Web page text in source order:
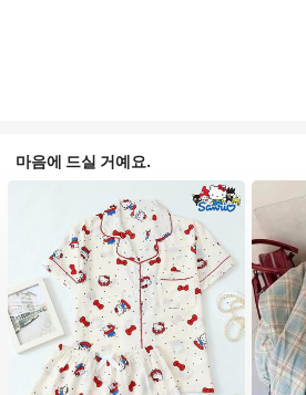
마음에 드실 거예요.